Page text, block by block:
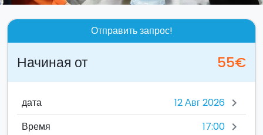
Отправить запрос!
Начиная от 55€
дата chevron_right
Время 17:00 chevron_right